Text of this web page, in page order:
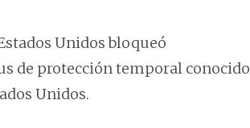
Unidos bloqueó
de protección temporal conocido
Unidos.